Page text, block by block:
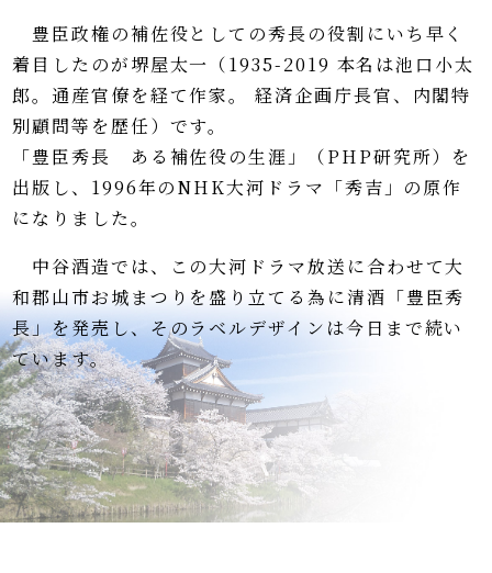
豊臣政権の補佐役としての秀長の役割にいち早く
着目したのが堺屋太一（1935-2019 本名は池口小太
郎。通産官僚を経て作家。 経済企画庁長官、内閣特
別顧問等を歴任）です。
「豊臣秀長 ある補佐役の生涯」（PHP研究所）を
出版し、1996年のNHK大河ドラマ「秀吉」の原作
になりました。
中谷酒造では、この大河ドラマ放送に合わせて大
和郡山市お城まつりを盛り立てる為に清酒「豊臣秀
長」を発売し、そのラベルデザインは今日まで続い
ています。